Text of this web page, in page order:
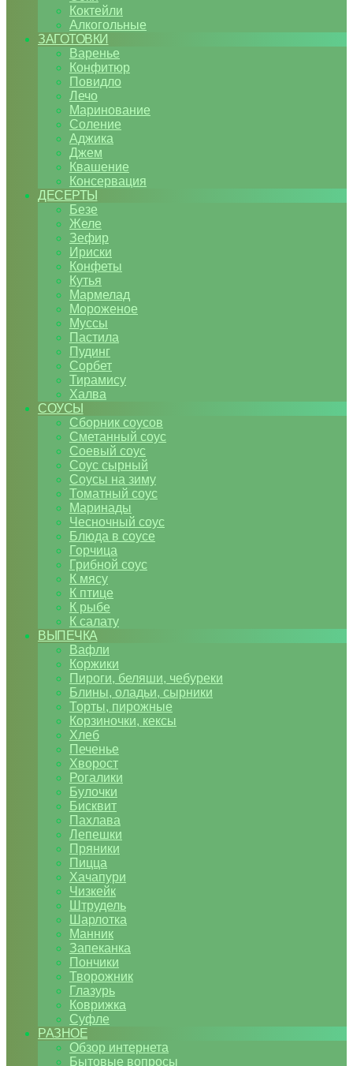
Коктейли
Алкогольные
ЗАГОТОВКИ
Варенье
Конфитюр
Повидло
Лечо
Маринование
Соление
Аджика
Джем
Квашение
Консервация
ДЕСЕРТЫ
Безе
Желе
Зефир
Ириски
Конфеты
Кутья
Мармелад
Мороженое
Муссы
Пастила
Пудинг
Сорбет
Тирамису
Халва
СОУСЫ
Сборник соусов
Сметанный соус
Соевый соус
Соус сырный
Соусы на зиму
Томатный соус
Маринады
Чесночный соус
Блюда в соусе
Горчица
Грибной соус
К мясу
К птице
К рыбе
К салату
ВЫПЕЧКА
Вафли
Коржики
Пироги, беляши, чебуреки
Блины, оладьи, сырники
Торты, пирожные
Корзиночки, кексы
Хлеб
Печенье
Хворост
Рогалики
Булочки
Бисквит
Пахлава
Лепешки
Пряники
Пицца
Хачапури
Чизкейк
Штрудель
Шарлотка
Манник
Запеканка
Пончики
Творожник
Глазурь
Коврижка
Суфле
РАЗНОЕ
Обзор интернета
Бытовые вопросы